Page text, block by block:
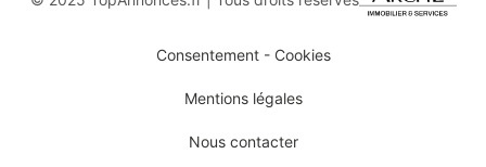
Consentement - Cookies
Mentions légales
Nous contacter